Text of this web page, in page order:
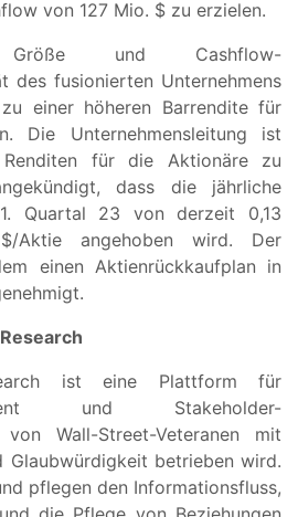
von 127 Mio. $ zu erzielen.
und Cashflow-
des fusionierten Unternehmens
einer höheren Barrendite für
Die Unternehmensleitung ist
Renditen für die Aktionäre zu
dass die jährliche
Quartal 23 von derzeit 0,13
Aktie angehoben wird. Der
einen Aktienrückkaufplan in
ist eine Plattform für
und Stakeholder-
Wall-Street-Veteranen mit
Glaubwürdigkeit betrieben wird.
pflegen den Informationsfluss,